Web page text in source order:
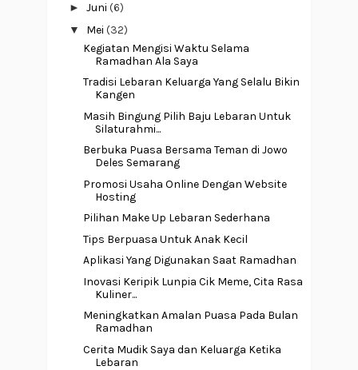
► Juni (6)
▼ Mei (32)
Kegiatan Mengisi Waktu Selama
Ramadhan Ala Saya
Tradisi Lebaran Keluarga Yang Selalu Bikin
Kangen
Masih Bingung Pilih Baju Lebaran Untuk
Silaturahmi...
Berbuka Puasa Bersama Teman di Jowo
Deles Semarang
Promosi Usaha Online Dengan Website
Hosting
Pilihan Make Up Lebaran Sederhana
Tips Berpuasa Untuk Anak Kecil
Aplikasi Yang Digunakan Saat Ramadhan
Inovasi Keripik Lunpia Cik Meme, Cita Rasa
Kuliner...
Meningkatkan Amalan Puasa Pada Bulan
Ramadhan
Cerita Mudik Saya dan Keluarga Ketika
Lebaran